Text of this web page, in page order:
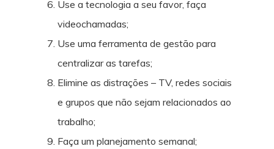
Use a tecnologia a seu favor, faça
videochamadas;
Use uma ferramenta de gestão para
centralizar as tarefas;
Elimine as distrações – TV, redes sociais
e grupos que não sejam relacionados ao
trabalho;
Faça um planejamento semanal;